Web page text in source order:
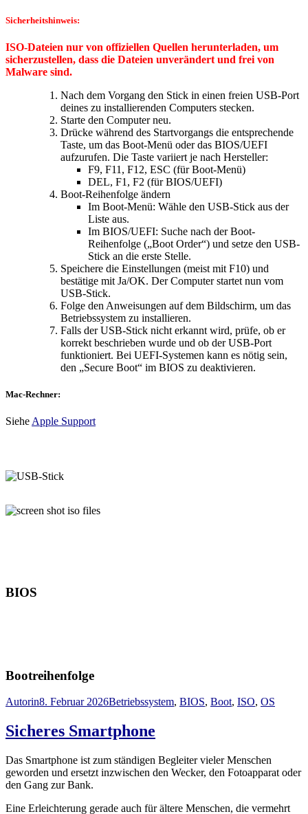
Sicherheitshinweis:
ISO-Dateien nur von offiziellen Quellen herunterladen, um
sicherzustellen, dass die Dateien unverändert und frei von
Malware sind.
Nach dem Vorgang den Stick in einen freien USB-Port
deines zu installierenden Computers stecken.
Starte den Computer neu.
Drücke während des Startvorgangs die entsprechende
Taste, um das Boot-Menü oder das BIOS/UEFI
aufzurufen. Die Taste variiert je nach Hersteller:
F9, F11, F12, ESC (für Boot-Menü)
DEL, F1, F2 (für BIOS/UEFI)
Boot-Reihenfolge ändern
Im Boot-Menü: Wähle den USB-Stick aus der
Liste aus.
Im BIOS/UEFI: Suche nach der Boot-
Reihenfolge („Boot Order“) und setze den USB-
Stick an die erste Stelle.
Speichere die Einstellungen (meist mit F10) und
bestätige mit Ja/OK. Der Computer startet nun vom
USB-Stick.
Folge den Anweisungen auf dem Bildschirm, um das
Betriebssystem zu installieren.
Falls der USB-Stick nicht erkannt wird, prüfe, ob er
korrekt beschrieben wurde und ob der USB-Port
funktioniert. Bei UEFI-Systemen kann es nötig sein,
den „Secure Boot“ im BIOS zu deaktivieren.
Mac-Rechner:
Siehe Apple Support
BIOS
Bootreihenfolge
Autor
AutorinVeröffentlicht
8. Februar 2026Schlagwörter
Betriebssystem, BIOS, Boot, ISO, OS
Sicheres Smartphone
Das Smartphone ist zum ständigen Begleiter vieler Menschen
geworden und ersetzt inzwischen den Wecker, den Fotoapparat oder
den Gang zur Bank.
Eine Erleichterung gerade auch für ältere Menschen, die vermehrt